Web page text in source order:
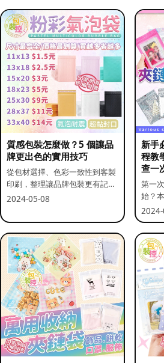
質感包裝怎麼做？5 個讓品
牌更出色的實用技巧
從包材選擇、色彩一致性到客製
印刷，整理讓品牌包裝更有記憶
點的實用做法。
2024-05-08
新手
程教
查一
第一
始？
程與